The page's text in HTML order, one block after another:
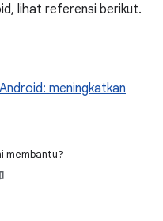
lihat referensi berikut.
meningkatkan
membantu?